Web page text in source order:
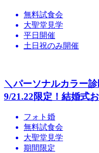
無料試食会
大聖堂見学
平日開催
土日祝のみ開催
＼パーソナルカラー
9/21.22限定！結婚式
フォト婚
無料試食会
大聖堂見学
期間限定